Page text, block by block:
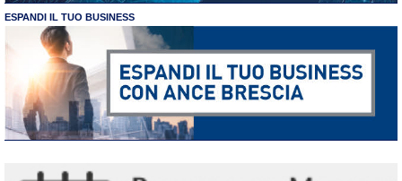
ESPANDI IL TUO BUSINESS